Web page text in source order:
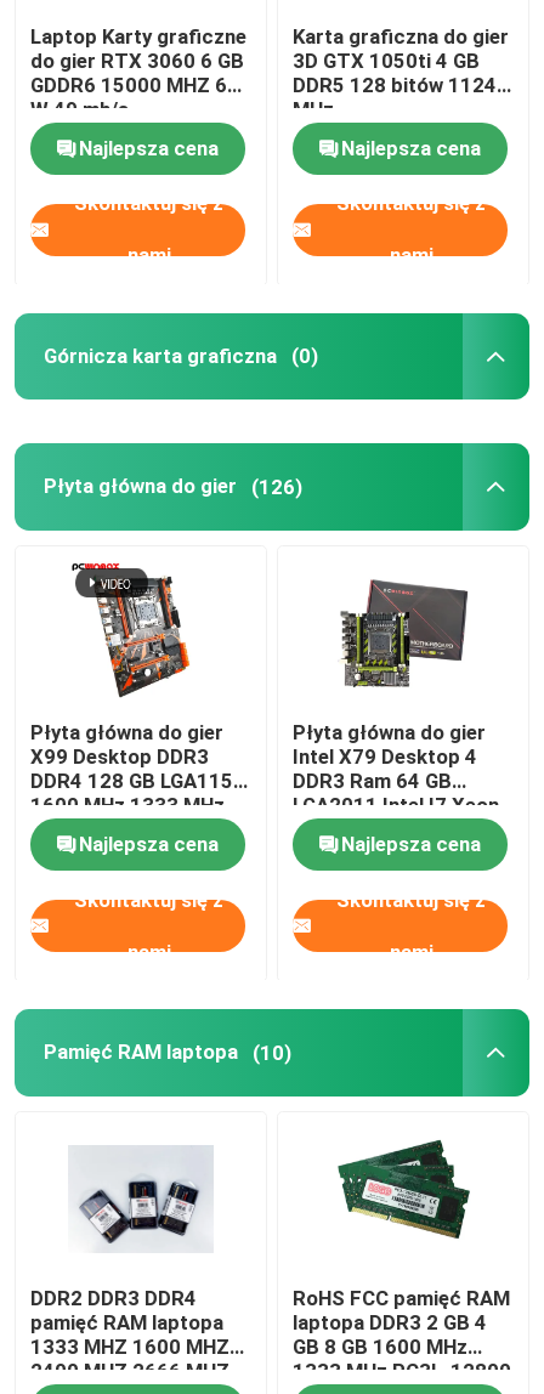
Laptop Karty graficzne
do gier RTX 3060 6 GB
GDDR6 15000 MHZ 60
W 49 mh/s
Najlepsza cena
Skontaktuj się z
nami
Karta graficzna do gier
3D GTX 1050ti 4 GB
DDR5 128 bitów 1124
MHz
Najlepsza cena
Skontaktuj się z
nami
Górnicza karta graficzna (0)
Płyta główna do gier (126)
Płyta główna do gier
X99 Desktop DDR3
DDR4 128 GB LGA1155
1600 MHz 1333 MHz
Najlepsza cena
Skontaktuj się z
nami
Płyta główna do gier
Intel X79 Desktop 4
DDR3 Ram 64 GB
LGA2011 Intel I7 Xeon
2011
Najlepsza cena
Skontaktuj się z
nami
Pamięć RAM laptopa (10)
DDR2 DDR3 DDR4
pamięć RAM laptopa
1333 MHZ 1600 MHZ
2400 MHZ 2666 MHZ
RoHS FCC pamięć RAM
laptopa DDR3 2 GB 4
GB 8 GB 1600 MHz
1333 MHz PC3L-12800